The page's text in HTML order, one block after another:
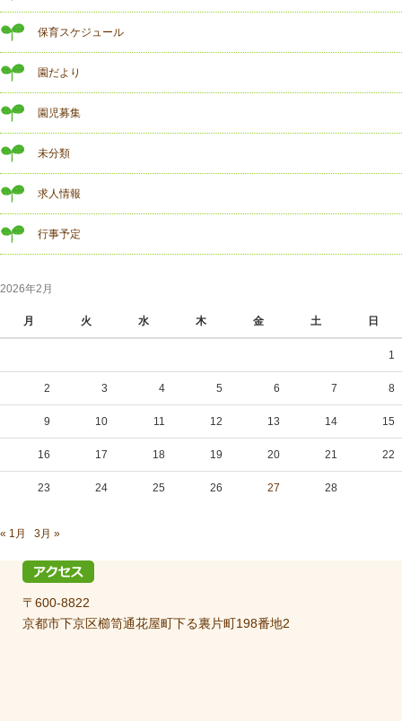
保育スケジュール
園だより
園児募集
未分類
求人情報
行事予定
2026年2月
月 火 水 木 金 土 日
1
2 3 4 5 6 7 8
9 10 11 12 13 14 15
16 17 18 19 20 21 22
23 24 25 26 27 28
« 1月 3月 »
〒600-8822
京都市下京区櫛笥通花屋町下る裏片町198番地2